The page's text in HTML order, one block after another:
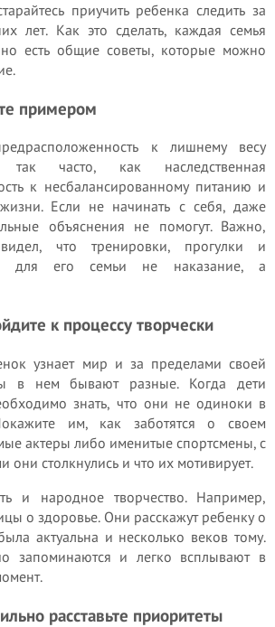
приучить ребенка следить за
лет. Как это сделать, каждая семья
есть общие советы, которые можно
примером
к лишнему весу
так часто, как наследственная
к несбалансированному питанию и
Если не начинать с себя, даже
объяснения не помогут. Важно,
что тренировки, прогулки и
для его семьи не наказание, а
к процессу творчески
узнает мир и за пределами своей
в нем бывают разные. Когда дети
знать, что они не одиноки в
им, как заботятся о своем
актеры либо именитые спортсмены, с
они столкнулись и что их мотивирует.
и народное творчество. Например,
о здоровье. Они расскажут ребенку о
актуальна и несколько веков тому.
запоминаются и легко всплывают в
расставьте приоритеты